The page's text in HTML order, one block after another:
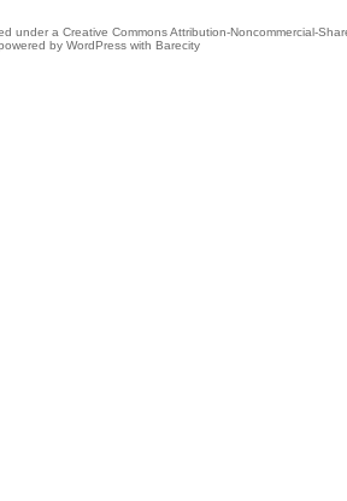
under a Creative Commons Attribution-Noncommercial-
by WordPress with Barecity